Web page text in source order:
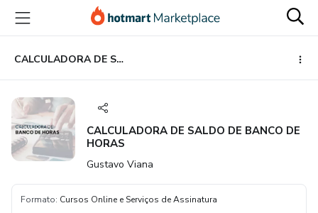
para
conteúdo
principal
para
pagamento
para
rodapé
CALCULADORA DE SALDO DE BANCO DE HORAS
CALCULADORA DE SALDO DE BANCO DE
HORAS
Gustavo Viana
Formato: Cursos Online e Serviços de Assinatura